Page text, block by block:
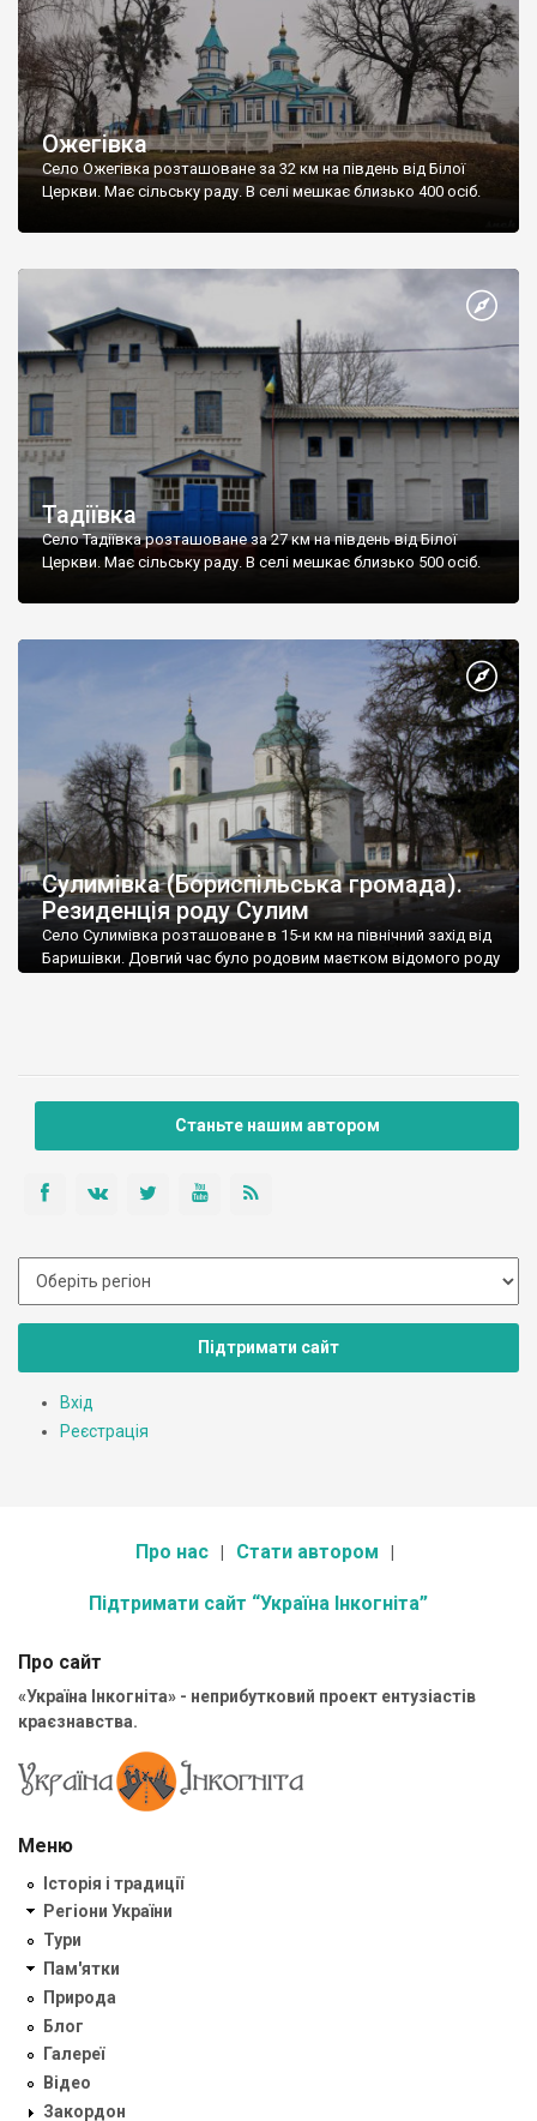
Ожегівка
Село Ожегівка розташоване за 32 км на південь від Білої
Церкви. Має сільську раду. В селі мешкає близько 400 осіб.
Тадіївка
Село Тадіївка розташоване за 27 км на південь від Білої
Церкви. Має сільську раду. В селі мешкає близько 500 осіб.
Сулимівка (Бориспільська громада).
Резиденція роду Сулим
Село Сулимівка розташоване в 15-и км на північний захід від
Баришівки. Довгий час було родовим маєтком відомого роду
Станьте нашим автором
Підтримати сайт
Вхід
Реєстрація
Про нас Стати автором
Підтримати сайт “Україна Інкогніта”
Про сайт
«Україна Інкогніта» - неприбутковий проект ентузіастів
краєзнавства.
Меню
Історія і традиції
Регіони України
Тури
Пам'ятки
Природа
Блог
Галереї
Відео
Закордон